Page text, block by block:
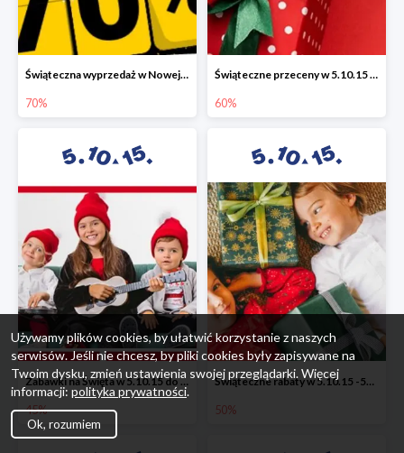
Świąteczna wyprzedaż w Nowej Erze - National Geographic Learning -70%
70%
Świąteczne przeceny w 5.10.15 - wszystkie ubrania -60%
60%
Zabawki na Święta w 5.10.15 do -45%
45%
Świąteczne rabaty w 5.10.15 -50%
50%
Używamy plików cookies, by ułatwić korzystanie z naszych
serwisów. Jeśli nie chcesz, by pliki cookies były zapisywane na
Twoim dysku, zmień ustawienia swojej przeglądarki. Więcej
informacji: polityka prywatności.
Ok, rozumiem